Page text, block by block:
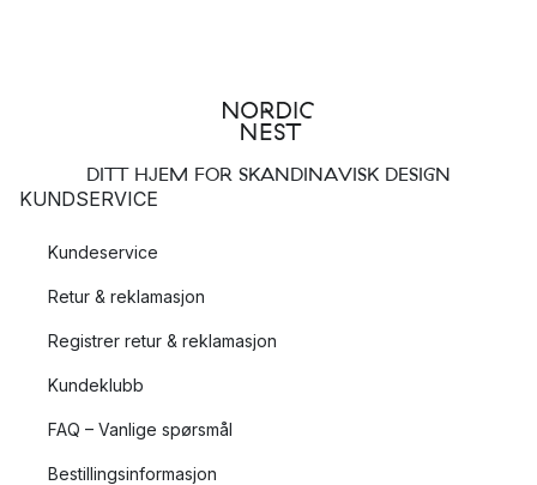
DITT HJEM FOR SKANDINAVISK DESIGN
KUNDSERVICE
Kundeservice
Retur & reklamasjon
Registrer retur & reklamasjon
Kundeklubb
FAQ – Vanlige spørsmål
Bestillingsinformasjon